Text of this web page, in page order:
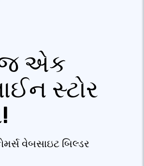
એક
સ્ટોર
વેબસાઇટ બિલ્ડર